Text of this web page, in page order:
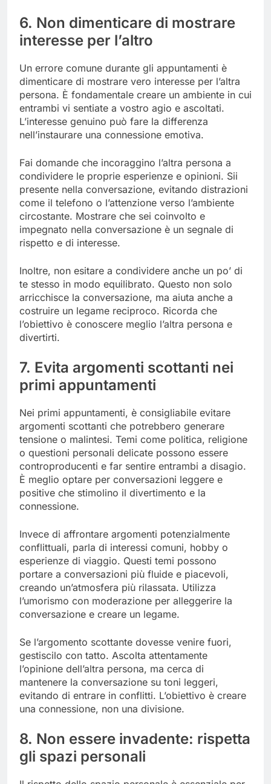
6. Non dimenticare di mostrare
interesse per l’altro
Un errore comune durante gli appuntamenti è
dimenticare di mostrare vero interesse per l’altra
persona. È fondamentale creare un ambiente in cui
entrambi vi sentiate a vostro agio e ascoltati.
L’interesse genuino può fare la differenza
nell’instaurare una connessione emotiva.
Fai domande che incoraggino l’altra persona a
condividere le proprie esperienze e opinioni. Sii
presente nella conversazione, evitando distrazioni
come il telefono o l’attenzione verso l’ambiente
circostante. Mostrare che sei coinvolto e
impegnato nella conversazione è un segnale di
rispetto e di interesse.
Inoltre, non esitare a condividere anche un po’ di
te stesso in modo equilibrato. Questo non solo
arricchisce la conversazione, ma aiuta anche a
costruire un legame reciproco. Ricorda che
l’obiettivo è conoscere meglio l’altra persona e
divertirti.
7. Evita argomenti scottanti nei
primi appuntamenti
Nei primi appuntamenti, è consigliabile evitare
argomenti scottanti che potrebbero generare
tensione o malintesi. Temi come politica, religione
o questioni personali delicate possono essere
controproducenti e far sentire entrambi a disagio.
È meglio optare per conversazioni leggere e
positive che stimolino il divertimento e la
connessione.
Invece di affrontare argomenti potenzialmente
conflittuali, parla di interessi comuni, hobby o
esperienze di viaggio. Questi temi possono
portare a conversazioni più fluide e piacevoli,
creando un’atmosfera più rilassata. Utilizza
l’umorismo con moderazione per alleggerire la
conversazione e creare un legame.
Se l’argomento scottante dovesse venire fuori,
gestiscilo con tatto. Ascolta attentamente
l’opinione dell’altra persona, ma cerca di
mantenere la conversazione su toni leggeri,
evitando di entrare in conflitti. L’obiettivo è creare
una connessione, non una divisione.
8. Non essere invadente: rispetta
gli spazi personali